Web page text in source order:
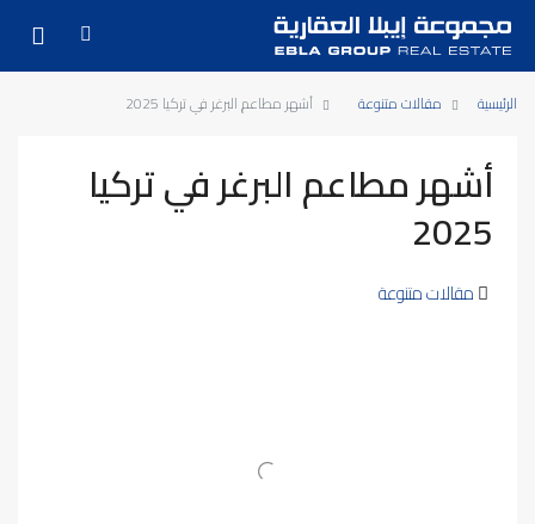
الرئيسية مقالات متنوعة أشهر مطاعم البرغر في تركيا 2025
أشهر مطاعم البرغر في تركيا
2025
مقالات متنوعة